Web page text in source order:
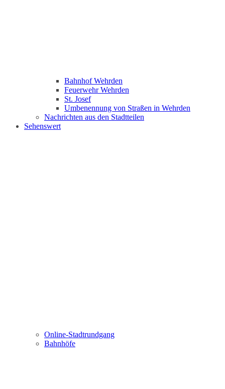
Bahnhof Wehrden
Feuerwehr Wehrden
St. Josef
Umbenennung von Straßen in Wehrden
Nachrichten aus den Stadtteilen
Sehenswert
Online-Stadtrundgang
Bahnhöfe